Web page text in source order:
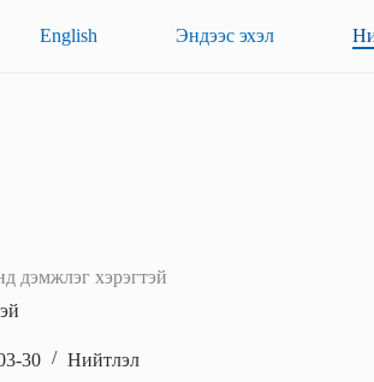
English Эндээс эхэл
дэмжлэг хэрэгтэй
30 Нийтлэл